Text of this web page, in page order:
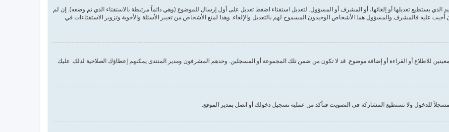
الذي يستطيع تعديلها أو إلغائها، أو المشرف أو المسؤول. لتعديل استفتاء اضغط تعديل على أول إرسال للموضوع (وهي دائماً مرتبطة بالاستفتاء الذي تم وضعه). إن لم
عليه فالمشرف والمسؤول هما الأشخاص الوحيدون المسموح لهم بالتعديل والإلغاء. وهذا لمنع الأشخاص من تغيير الأسئلة والأجوبة وتزوير الاستفتاءات في
للاطلاع أو القراءة أو إضافة موضوع. قد لا تكون من ضمن تلك المجموعة أو المسجلين. وحدهم المشرفون ومدير المنتدى يمكنهم إعطاؤك الصلاحية لذلك. عليك
للدخول ولا تستطيع المشاركة في التصويت فتأكد من عملية تسجيل دخولك أو اتصل بمدير الموقع.